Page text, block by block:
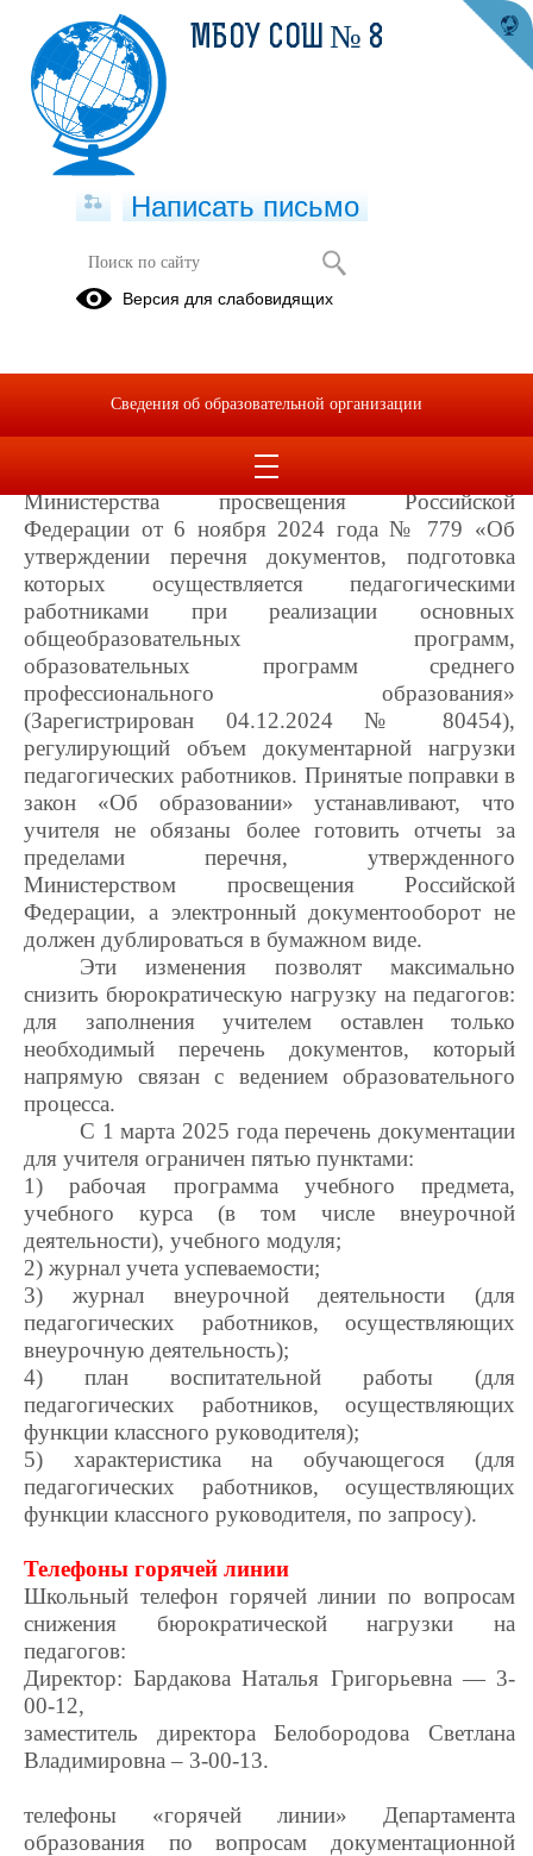
Снижение документационной
нагрузки педагогов
Федеральный закон от 8 августа 2024 года № 328-
ФЗ, направленный на снижение бюрократической
На основании этого закона издан Приказ
Министерства просвещения Российской
Федерации от 6 ноября 2024 года № 779 «Об
утверждении перечня документов, подготовка
которых осуществляется педагогическими
работниками при реализации основных
общеобразовательных программ,
образовательных программ среднего
профессионального образования»
(Зарегистрирован 04.12.2024 № 80454),
регулирующий объем документарной нагрузки
педагогических работников. Принятые поправки в
закон «Об образовании» устанавливают, что
учителя не обязаны более готовить отчеты за
пределами перечня, утвержденного
Министерством просвещения Российской
Федерации, а электронный документооборот не
должен дублироваться в бумажном виде.
Эти изменения позволят максимально
снизить бюрократическую нагрузку на педагогов:
для заполнения учителем оставлен только
необходимый перечень документов, который
напрямую связан с ведением образовательного
процесса.
С 1 марта 2025 года перечень документации
для учителя ограничен пятью пунктами:
1) рабочая программа учебного предмета,
учебного курса (в том числе внеурочной
деятельности), учебного модуля;
2) журнал учета успеваемости;
3) журнал внеурочной деятельности (для
педагогических работников, осуществляющих
внеурочную деятельность);
4) план воспитательной работы (для
педагогических работников, осуществляющих
функции классного руководителя);
5) характеристика на обучающегося (для
педагогических работников, осуществляющих
функции классного руководителя, по запросу).
Телефоны горячей линии
Школьный телефон горячей линии по вопросам
снижения бюрократической нагрузки на
педагогов:
Директор: Бардакова Наталья Григорьевна — 3-
00-12,
заместитель директора Белобородова Светлана
Владимировна – 3-00-13.
телефоны «горячей линии» Департамента
образования по вопросам документационной
МБОУ СОШ № 8
Написать письмо
Версия для слабовидящих
Сведения об образовательной организации